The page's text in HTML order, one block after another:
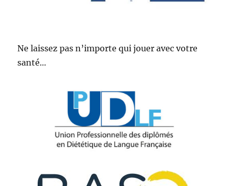
Ne laissez pas n’importe qui jouer avec votre
santé…